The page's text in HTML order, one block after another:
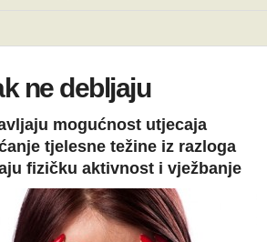
ne debljaju
mogućnost utjecaja
tjelesne težine iz razloga
fizičku aktivnost i vježbanje